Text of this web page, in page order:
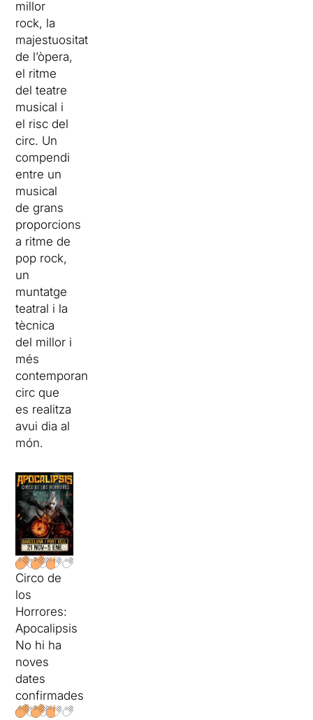
millor
rock, la
majestuositat
de l’òpera,
el ritme
del teatre
musical i
el risc del
circ. Un
compendi
entre un
musical
de grans
proporcions
a ritme de
pop rock,
un
muntatge
teatral i la
tècnica
del millor i
més
contemporani
circ que
es realitza
avui dia al
món.
Circo de
los
Horrores:
Apocalipsis
No hi ha
noves
dates
confirmades